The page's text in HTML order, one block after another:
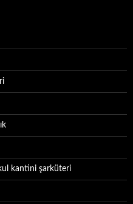
kantini şarküteri